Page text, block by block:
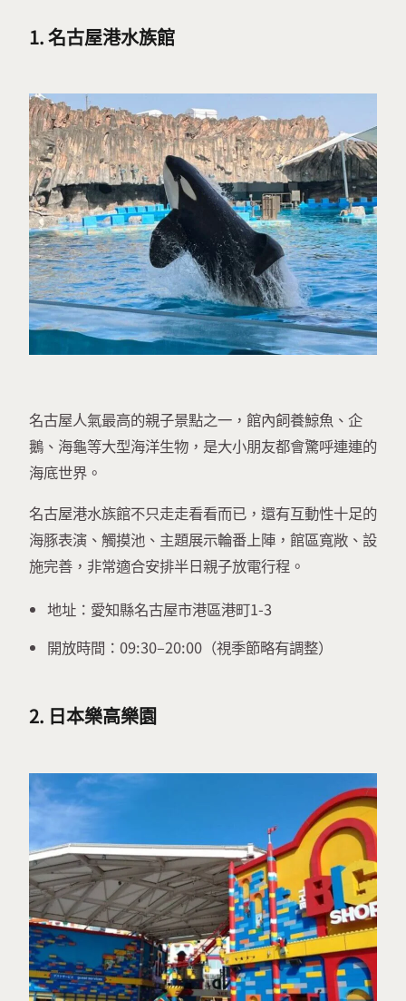
1. 名古屋港水族館
名古屋人氣最高的親子景點之一，館內飼養鯨魚、企
鵝、海龜等大型海洋生物，是大小朋友都會驚呼連連的
海底世界。
名古屋港水族館不只走走看看而已，還有互動性十足的
海豚表演、觸摸池、主題展示輪番上陣，館區寬敞、設
施完善，非常適合安排半日親子放電行程。
地址：愛知縣名古屋市港區港町1-3
開放時間：09:30–20:00（視季節略有調整）
2. 日本樂高樂園